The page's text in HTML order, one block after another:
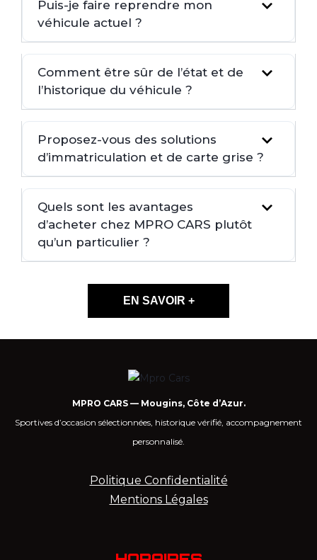
Puis-je faire reprendre mon
véhicule actuel ?
Comment être sûr de l’état et de
l’historique du véhicule ?
Proposez-vous des solutions
d’immatriculation et de carte grise ?
Quels sont les avantages
d’acheter chez MPRO CARS plutôt
qu’un particulier ?
EN SAVOIR +
MPRO CARS — Mougins, Côte d’Azur.
Sportives d’occasion sélectionnées, historique vérifié, accompagnement
personnalisé.
Politique Confidentialité
Mentions Légales